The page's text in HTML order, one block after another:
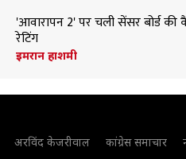
'आवारापन 2' पर चली सेंसर बोर्ड
रेटिंग
इमरान हाशमी
अरविंद केजरीवाल कांग्रेस समाचार